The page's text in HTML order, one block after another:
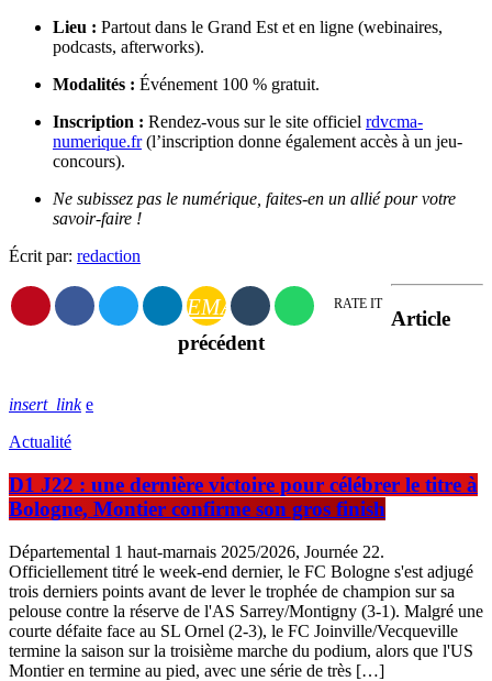
Lieu : Partout dans le Grand Est et en ligne (webinaires,
podcasts, afterworks).
Modalités : Événement 100 % gratuit.
Inscription : Rendez-vous sur le site officiel rdvcma-
numerique.fr(l’inscription donne également accès à un jeu-
concours).
Ne subissez pas le numérique, faites-en un allié pour votre
savoir-faire !
Écrit par: redaction
EMAIL RATE IT
Article
précédent
insert_link
Actualité
D1 J22 : une dernière victoire pour célébrer le titre à
Bologne, Montier confirme son gros finish
Départemental 1 haut-marnais 2025/2026, Journée 22.
Officiellement titré le week-end dernier, le FC Bologne s'est adjugé
trois derniers points avant de lever le trophée de champion sur sa
pelouse contre la réserve de l'AS Sarrey/Montigny (3-1). Malgré une
courte défaite face au SL Ornel (2-3), le FC Joinville/Vecqueville
termine la saison sur la troisième marche du podium, alors que l'US
Montier en termine au pied, avec une série de très […]